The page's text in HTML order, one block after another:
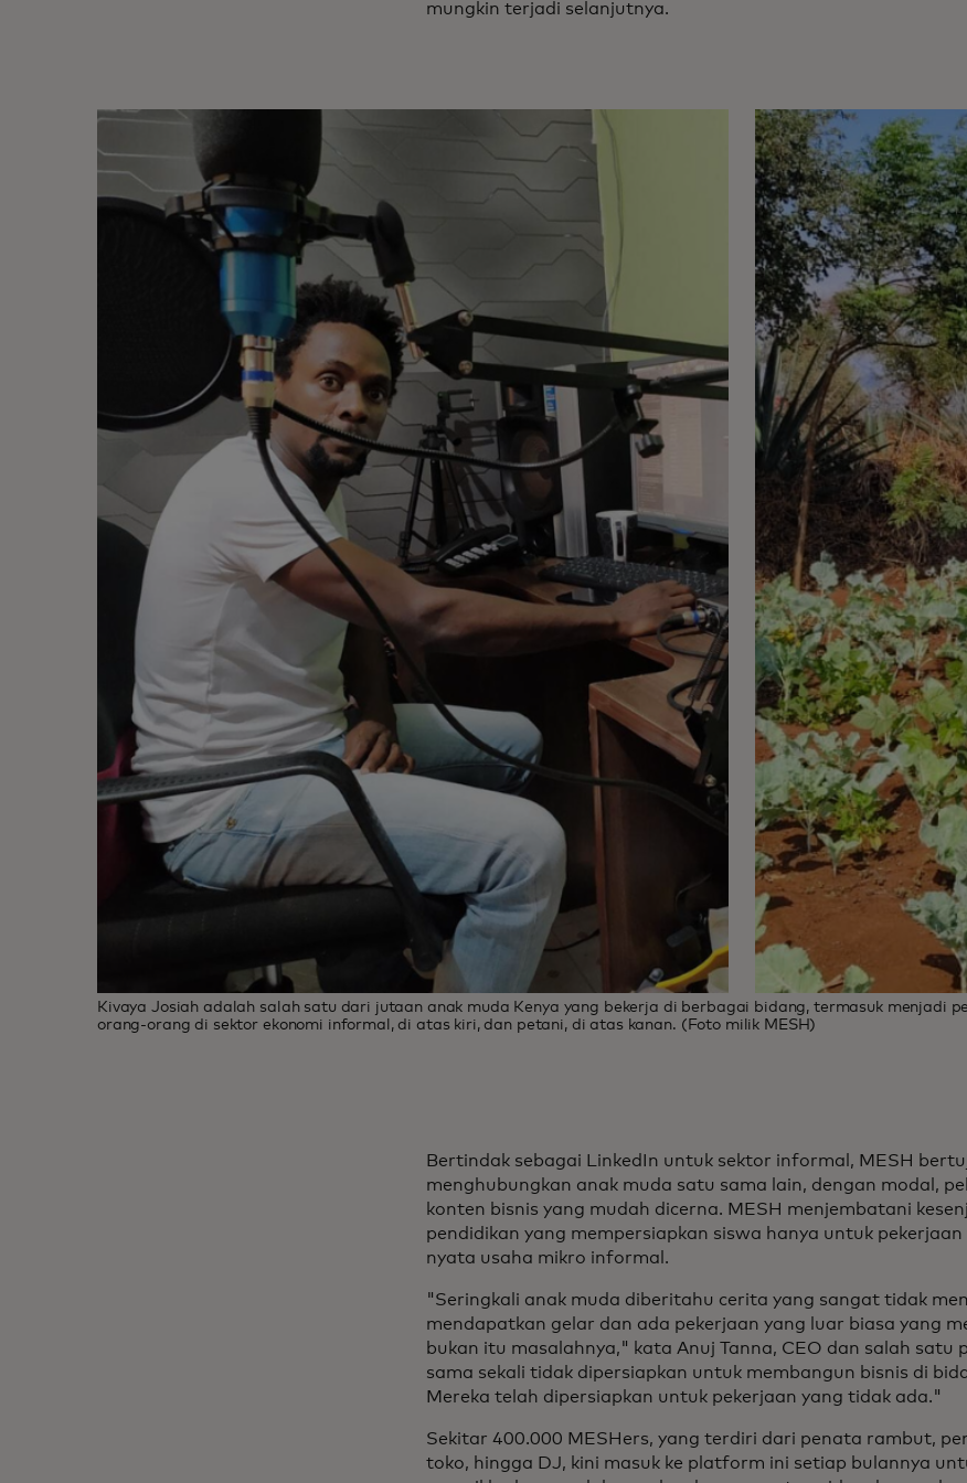
mungkin terjadi selanjutnya.
Kivaya Josiah adalah salah satu dari jutaan anak muda Kenya yang bekerja di berbagai bidang, termasuk menjadi
orang-orang di sektor ekonomi informal, di atas kiri, dan petani, di atas kanan. (Foto milik MESH)
Bertindak sebagai LinkedIn untuk sektor informal, MESH
menghubungkan anak muda satu sama lain, dengan modal,
konten bisnis yang mudah dicerna. MESH menjembatani
pendidikan yang mempersiapkan siswa hanya untuk
nyata usaha mikro informal.
"Seringkali anak muda diberitahu cerita yang sangat tidak
mendapatkan gelar dan ada pekerjaan yang luar biasa yang
bukan itu masalahnya," kata Anuj Tanna, CEO dan salah satu
sama sekali tidak dipersiapkan untuk membangun bisnis di
Mereka telah dipersiapkan untuk pekerjaan yang tidak ada."
Sekitar 400.000 MESHers, yang terdiri dari penata rambut,
toko, hingga DJ, kini masuk ke platform ini setiap bulannya